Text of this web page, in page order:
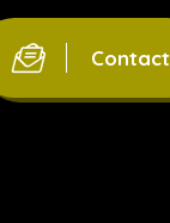
Contact